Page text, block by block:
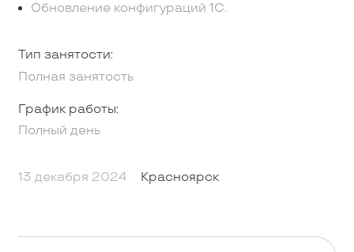
Обновление конфигураций 1С.
Тип занятости:
Полная занятость
График работы:
Полный день
13 декабря 2024 Красноярск